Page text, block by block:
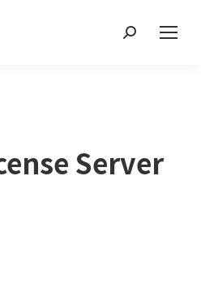
Search:
Server